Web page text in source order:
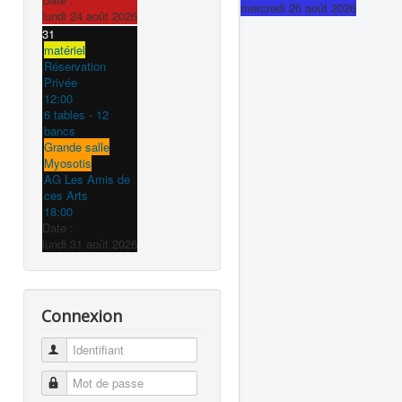
lundi 24 août 2026
mercredi 26 août 2026
31
matériel
Réservation
Privée
12:00
6 tables - 12
bancs
Grande salle
Myosotis
AG Les Amis de
ces Arts
18:00
Date :
lundi 31 août 2026
Connexion
Identifiant
Mot de passe